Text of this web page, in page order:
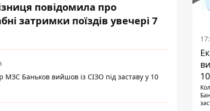
повідомила про
затримки поїздів увечері 7
МЗС Баньков вийшов із СІЗО під заставу у 10